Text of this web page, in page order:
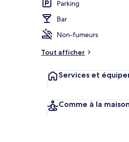
Parking
Bar
Non-fumeurs
Tout afficher
Services et
Comme à la maison